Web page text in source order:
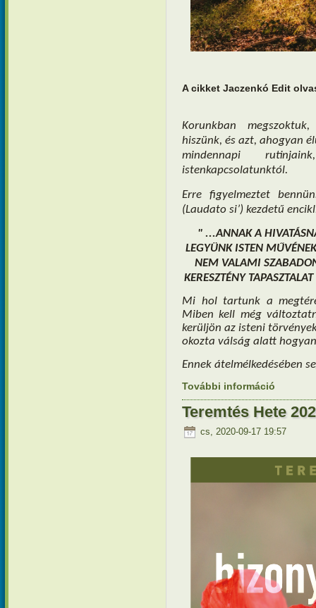
A cikket Jaczenkó Edit
Korunkban
hiszünk, és azt, ahogyan
mindennapi
istenkapcsolatunktól.
Erre figyelmeztet
(Laudato si’) kezdetű
" ...ANNAK A
LEGYÜNK ISTEN
NEM VALAMI
KERESZTÉNY
Mi hol tartunk a
Miben kell még
kerüljön az isteni
okozta válság alatt
Ennek átelmélkedésében
További információ
Teremtés Hete
cs, 2020-09-17 19:57